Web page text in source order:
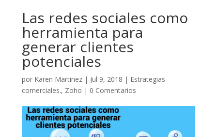
Las redes sociales como
herramienta para
generar clientes
potenciales
por Karen Martinez| Jul 9, 2018 | Estrategias
comerciales., Zoho | 0 Comentarios